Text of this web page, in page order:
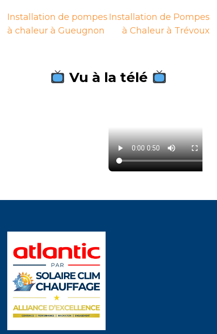
Navigation
de
Installation de pompes
à chaleur à Gueugnon
Installation de Pompes
à Chaleur à Trévoux
Vu à la télé